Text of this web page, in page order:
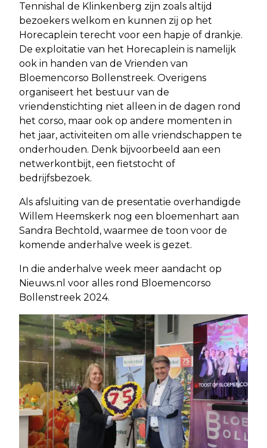
Tennishal de Klinkenberg zijn zoals altijd
bezoekers welkom en kunnen zij op het
Horecaplein terecht voor een hapje of drankje.
De exploitatie van het Horecaplein is namelijk
ook in handen van de Vrienden van
Bloemencorso Bollenstreek. Overigens
organiseert het bestuur van de
vriendenstichting niet alleen in de dagen rond
het corso, maar ook op andere momenten in
het jaar, activiteiten om alle vriendschappen te
onderhouden. Denk bijvoorbeeld aan een
netwerkontbijt, een fietstocht of
bedrijfsbezoek.
Als afsluiting van de presentatie overhandigde
Willem Heemskerk nog een bloemenhart aan
Sandra Bechtold, waarmee de toon voor de
komende anderhalve week is gezet.
In die anderhalve week meer aandacht op
Nieuws.nl voor alles rond Bloemencorso
Bollenstreek 2024.